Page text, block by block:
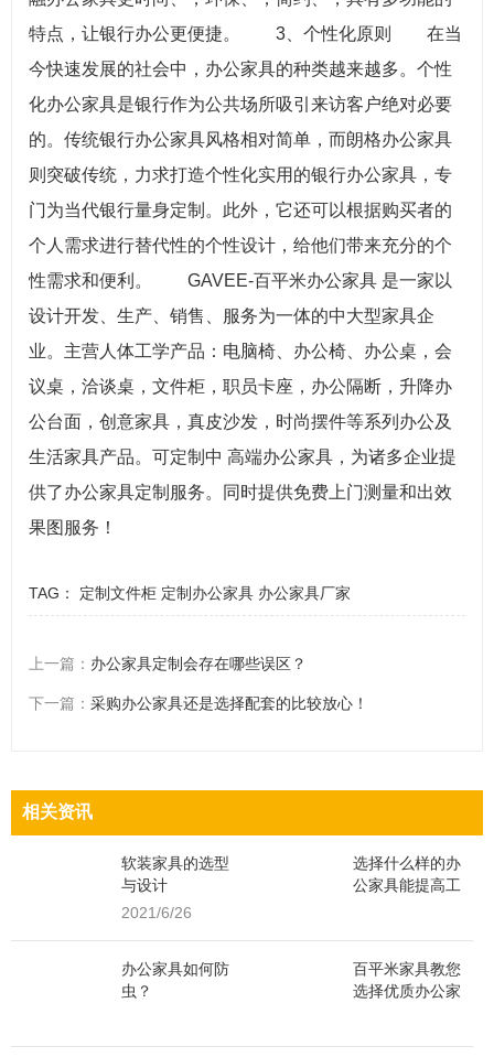
特点，让银行办公更便捷。 3、个性化原则 在当
今快速发展的社会中，办公家具的种类越来越多。个性
化办公家具是银行作为公共场所吸引来访客户绝对必要
的。传统银行办公家具风格相对简单，而朗格办公家具
则突破传统，力求打造个性化实用的银行办公家具，专
门为当代银行量身定制。此外，它还可以根据购买者的
个人需求进行替代性的个性设计，给他们带来充分的个
性需求和便利。 GAVEE-百平米办公家具 是一家以
设计开发、生产、销售、服务为一体的中大型家具企
业。主营人体工学产品：电脑椅、办公椅、办公桌，会
议桌，洽谈桌，文件柜，职员卡座，办公隔断，升降办
公台面，创意家具，真皮沙发，时尚摆件等系列办公及
生活家具产品。可定制中 高端办公家具，为诸多企业提
供了办公家具定制服务。同时提供免费上门测量和出效
果图服务！
TAG： 定制文件柜 定制办公家具 办公家具厂家
上一篇： 办公家具定制会存在哪些误区？
下一篇： 采购办公家具还是选择配套的比较放心！
相关资讯
软装家具的选型
与设计
2021/6/26
选择什么样的办
公家具能提高工
办公家具如何防
虫？
百平米家具教您
选择优质办公家